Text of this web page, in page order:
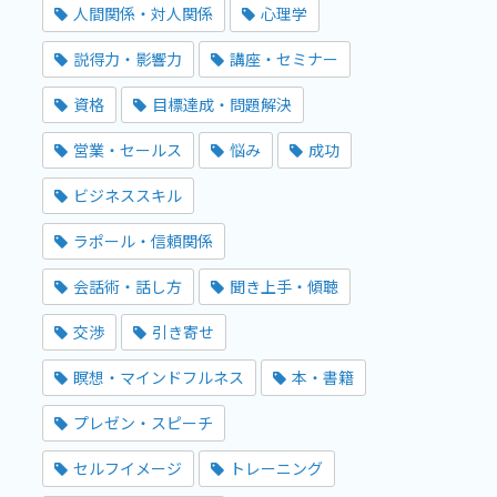
人間関係・対人関係 心理学
説得力・影響力 講座・セミナー
資格 目標達成・問題解決
営業・セールス 悩み 成功
ビジネススキル
ラポール・信頼関係
会話術・話し方 聞き上手・傾聴
交渉 引き寄せ
瞑想・マインドフルネス 本・書籍
プレゼン・スピーチ
セルフイメージ トレーニング